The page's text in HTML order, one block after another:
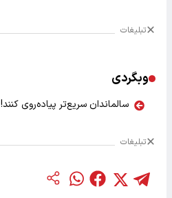
تبلیغات
وبگردی
سالماندان سریع‌تر پیاده‌روی کنند!
تبلیغات